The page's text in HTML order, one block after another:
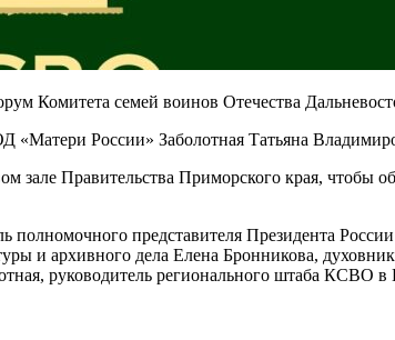
Комитета семей воинов Отечества
России» Заболотная Татьяна
зале Правительства Приморского края,
представителя Президента
и архивного дела Елена Бронникова,
руководитель регионального штаба КСВО